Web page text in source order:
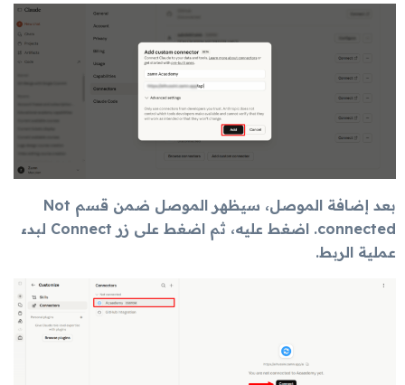
بعد إضافة الموصل، سيظهر الموصل ضمن قسم Not
connected. اضغط عليه، ثم اضغط على زر Connect لبدء
عملية الربط.